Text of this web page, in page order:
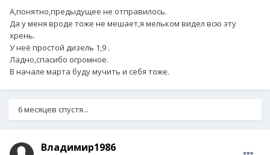
А,понятно,предыдущее не отправилось.
Да у меня вроде тоже не мешает,я мельком видел всю эту
хрень.
У неё простой дизель 1,9 .
Ладно,спасибо огромное.
В начале марта буду мучить и себя тоже.
6 месяцев спустя...
Владимир1986